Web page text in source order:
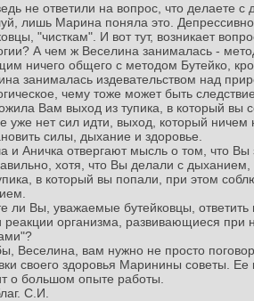
не ответили на вопрос, что делаете
лишь Марина поняла это.
"чисткам". И вот тут, возникает
А чем ж Веселина занималась -
ничего общего с методом Бутейко,
занималась издевательством над
чему тоже может быть
Вам выход из тупика, в который вы
уже нет сил идти, выход, который
силы, дыхание и здоровье.
и Аничка отвергают мысль о том, что
хотя, что Вы делали с
в который вы попали, при этом
ли Вы, уважаемые бутейковцы,
реакции организма, развивающиеся при
Веселина, вам нужно не просто
своего здоровья Маринины советы.
о большом опыте работы.
С.И.